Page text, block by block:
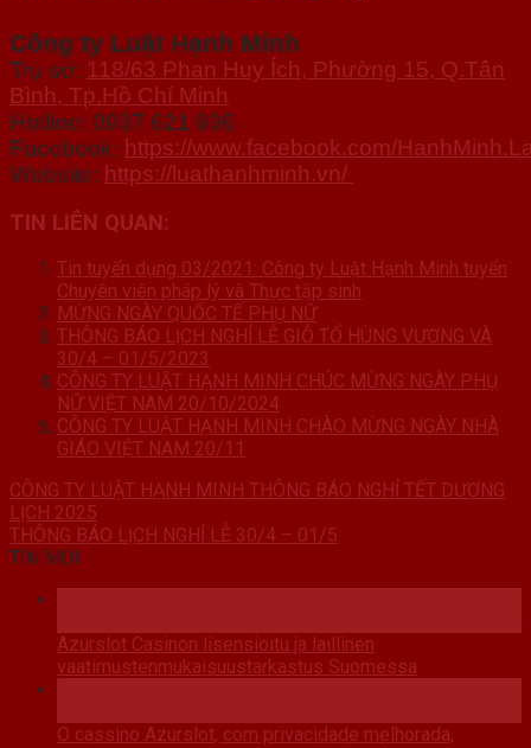
Công ty Luật Hạnh Minh
Trụ sở: 118/63 Phan Huy Ích, Phường 15, Q.Tân
Bình, Tp.Hồ Chí Minh
Hotline: 0937 621 936
Facebook: https://www.facebook.com/
Website: https://luathanhminh.vn/
TIN LIÊN QUAN:
Tin tuyển dụng 03/2021: Công ty Luật Hạnh Minh tuyển
Chuyên viên pháp lý và Thực tập sinh
MỪNG NGÀY QUỐC TẾ PHỤ NỮ
THÔNG BÁO LỊCH NGHỈ LỄ GIỖ TỔ HÙNG VƯƠNG VÀ
30/4 – 01/5/2023
CÔNG TY LUẬT HẠNH MINH CHÚC MỪNG NGÀY PHỤ
NỮ VIỆT NAM 20/10/2024
CÔNG TY LUẬT HẠNH MINH CHÀO MỪNG NGÀY NHÀ
GIÁO VIỆT NAM 20/11
CÔNG TY LUẬT HẠNH MINH THÔNG BÁO NGHỈ TẾT DƯƠNG
LỊCH 2025
THÔNG BÁO LỊCH NGHỈ LỄ 30/4 – 01/5
TIN MỚI
Azurslot Casinon lisensioitu ja laillinen
vaatimustenmukaisuustarkastus Suomessa
O cassino Azurslot, com privacidade melhorada,